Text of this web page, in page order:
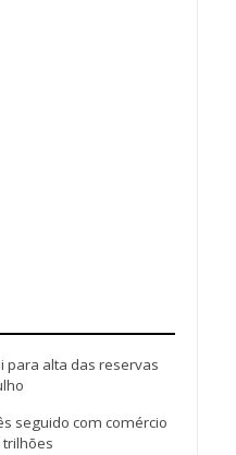
para alta das reservas
seguido com comércio
trilhões